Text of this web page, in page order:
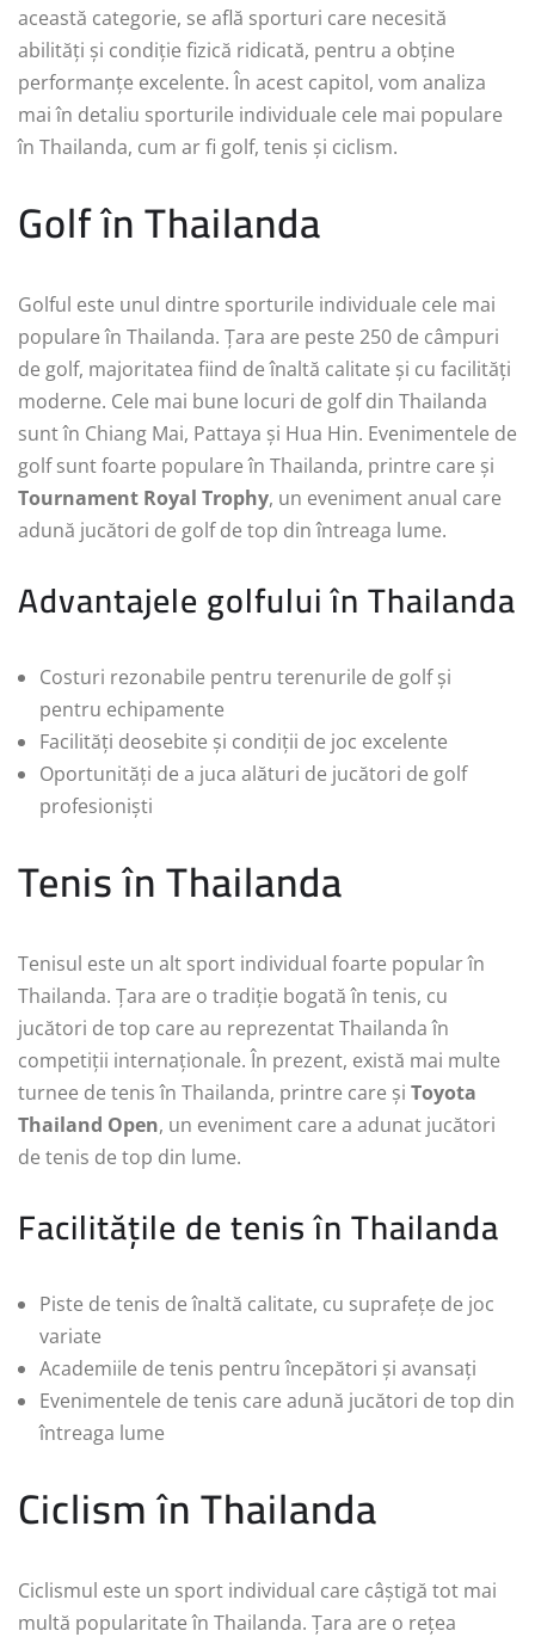
această categorie, se află sporturi care necesită
abilități și condiție fizică ridicată, pentru a obține
performanțe excelente. În acest capitol, vom analiza
mai în detaliu sporturile individuale cele mai populare
în Thailanda, cum ar fi golf, tenis și ciclism.
Golf în Thailanda
Golful este unul dintre sporturile individuale cele mai
populare în Thailanda. Țara are peste 250 de câmpuri
de golf, majoritatea fiind de înaltă calitate și cu facilități
moderne. Cele mai bune locuri de golf din Thailanda
sunt în Chiang Mai, Pattaya și Hua Hin. Evenimentele de
golf sunt foarte populare în Thailanda, printre care și
Tournament Royal Trophy, un eveniment anual care
adună jucători de golf de top din întreaga lume.
Advantajele golfului în Thailanda
Costuri rezonabile pentru terenurile de golf și
pentru echipamente
Facilități deosebite și condiții de joc excelente
Oportunități de a juca alături de jucători de golf
profesioniști
Tenis în Thailanda
Tenisul este un alt sport individual foarte popular în
Thailanda. Țara are o tradiție bogată în tenis, cu
jucători de top care au reprezentat Thailanda în
competiții internaționale. În prezent, există mai multe
turnee de tenis în Thailanda, printre care și Toyota
Thailand Open, un eveniment care a adunat jucători
de tenis de top din lume.
Facilitățile de tenis în Thailanda
Piste de tenis de înaltă calitate, cu suprafețe de joc
variate
Academiile de tenis pentru începători și avansați
Evenimentele de tenis care adună jucători de top din
întreaga lume
Ciclism în Thailanda
Ciclismul este un sport individual care câștigă tot mai
multă popularitate în Thailanda. Țara are o rețea